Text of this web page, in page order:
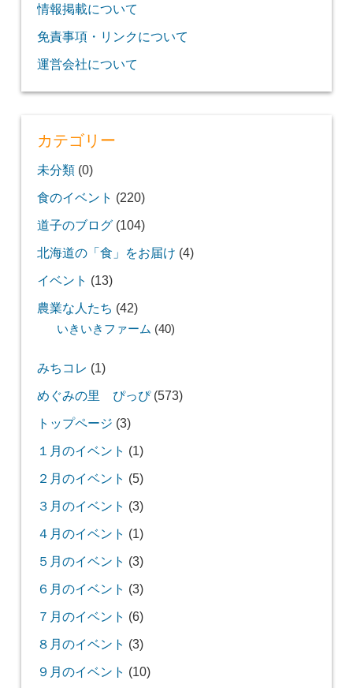
情報掲載について
免責事項・リンクについて
運営会社について
カテゴリー
未分類(0)
食のイベント (220)
道子のブログ(104)
北海道の「食」をお届け (4)
イベント (13)
農業な人たち (42)
いきいきファーム (40)
みちコレ (1)
めぐみの里 ぴっぴ(573)
トップページ (3)
１月のイベント (1)
２月のイベント (5)
３月のイベント (3)
４月のイベント (1)
５月のイベント (3)
６月のイベント (3)
７月のイベント (6)
８月のイベント (3)
９月のイベント (10)